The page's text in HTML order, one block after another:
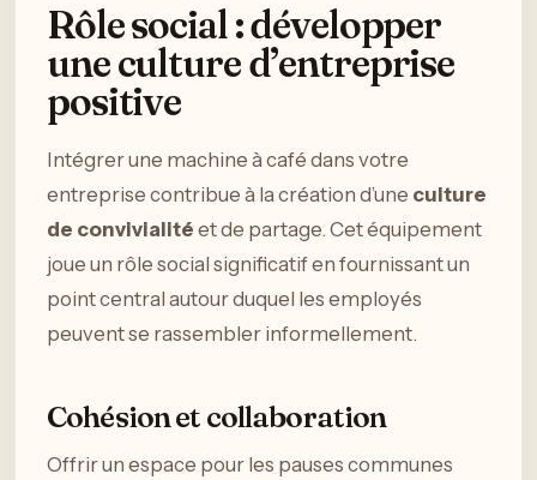
Rôle social : développer
une culture d’entreprise
positive
Intégrer une machine à café dans votre
entreprise contribue à la création d’une culture
de convivialité et de partage. Cet équipement
joue un rôle social significatif en fournissant un
point central autour duquel les employés
peuvent se rassembler informellement.
Cohésion et collaboration
Offrir un espace pour les pauses communes